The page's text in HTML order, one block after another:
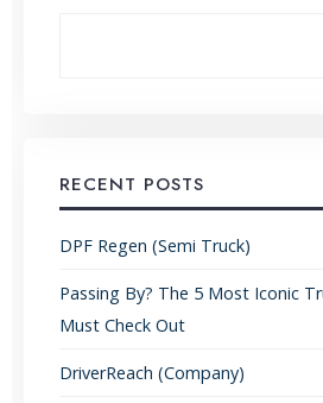
RECENT POSTS
DPF Regen (Semi Truck)
Passing By? The 5 Most Iconic
Must Check Out
DriverReach (Company)